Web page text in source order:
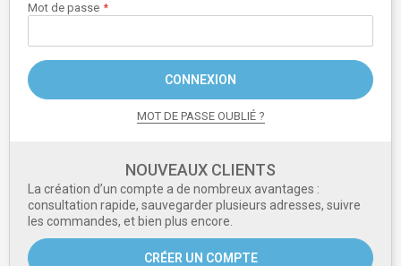
Mot de passe
CONNEXION
MOT DE PASSE OUBLIÉ ?
NOUVEAUX CLIENTS
La création d’un compte a de nombreux avantages :
consultation rapide, sauvegarder plusieurs adresses, suivre
les commandes, et bien plus encore.
CRÉER UN COMPTE